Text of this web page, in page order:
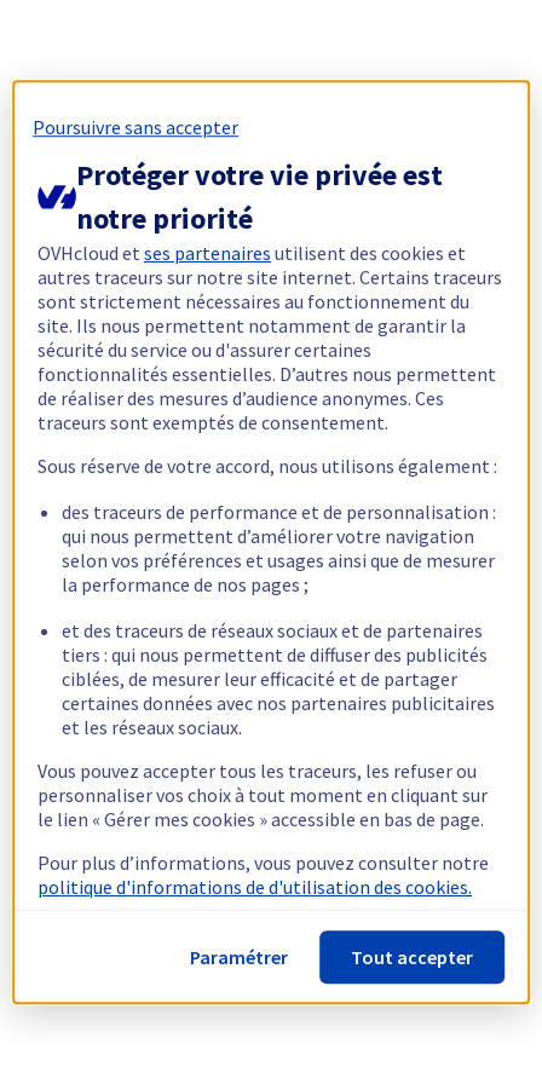
Poursuivre sans accepter
Protéger votre vie privée est
notre priorité
OVHcloud etses partenaires utilisent des cookies et
autres traceurs sur notre site internet. Certains traceurs
sont strictement nécessaires au fonctionnement du
site. Ils nous permettent notamment de garantir la
sécurité du service ou d'assurer certaines
fonctionnalités essentielles. D’autres nous permettent
de réaliser des mesures d’audience anonymes. Ces
traceurs sont exemptés de consentement.
Sous réserve de votre accord, nous utilisons également :
des traceurs de performance et de personnalisation :
qui nous permettent d’améliorer votre navigation
selon vos préférences et usages ainsi que de mesurer
la performance de nos pages ;
et des traceurs de réseaux sociaux et de partenaires
tiers : qui nous permettent de diffuser des publicités
ciblées, de mesurer leur efficacité et de partager
certaines données avec nos partenaires publicitaires
et les réseaux sociaux.
Vous pouvez accepter tous les traceurs, les refuser ou
personnaliser vos choix à tout moment en cliquant sur
le lien « Gérer mes cookies » accessible en bas de page.
Pour plus d’informations, vous pouvez consulter notre
politique d'informations de d'utilisation des cookies.
Paramétrer Tout accepter